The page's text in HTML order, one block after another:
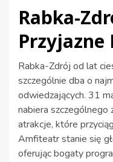
Rabka-
Przyjazne
Rabka-Zdrój od lat
szczególnie dba o
odwiedzających. 31
nabiera szczególnego
atrakcje, które
Amfiteatr stanie się
oferując bogaty